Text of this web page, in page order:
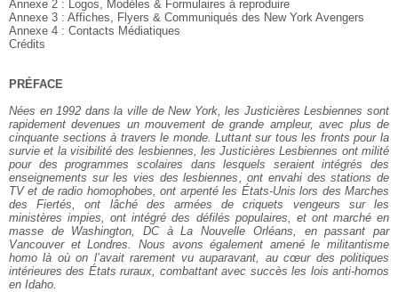
Annexe 2 : Logos, Modèles & Formulaires à reproduire
Annexe 3 : Affiches, Flyers & Communiqués des New York Avengers
Annexe 4 : Contacts Médiatiques
Crédits
PRÉFACE
Nées en 1992 dans la ville de New York, les Justicières Lesbiennes sont
rapidement devenues un mouvement de grande ampleur, avec plus de
cinquante sections à travers le monde. Luttant sur tous les fronts pour la
survie et la visibilité des lesbiennes, les Justicières Lesbiennes ont milité
pour des programmes scolaires dans lesquels seraient intégrés des
enseignements sur les vies des lesbiennes, ont envahi des stations de
TV et de radio homophobes, ont arpenté les États-Unis lors des Marches
des Fiertés, ont lâché des armées de criquets vengeurs sur les
ministères impies, ont intégré des défilés populaires, et ont marché en
masse de Washington, DC à La Nouvelle Orléans, en passant par
Vancouver et Londres. Nous avons également amené le militantisme
homo là où on l’avait rarement vu auparavant, au cœur des politiques
intérieures des États ruraux, combattant avec succès les lois anti-homos
en Idaho.